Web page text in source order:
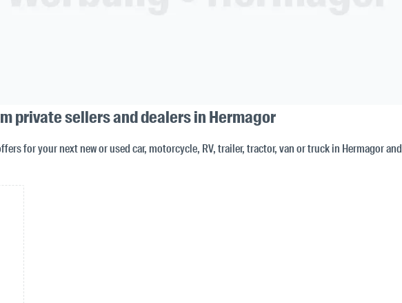
private sellers and dealers in Hermagor
for your next new or used car, motorcycle, RV, trailer, tractor, van or truck in Hermagor and